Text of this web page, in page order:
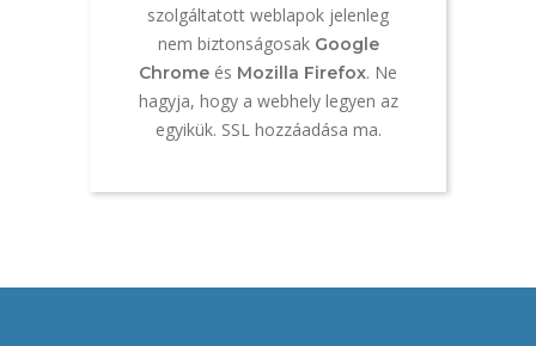
szolgáltatott weblapok jelenleg
nem biztonságosak Google
Chrome és Mozilla Firefox. Ne
hagyja, hogy a webhely legyen az
egyikük. SSL hozzáadása ma.